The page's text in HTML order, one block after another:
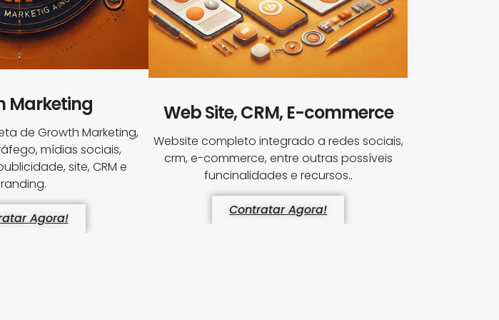
Marketing
de Growth Marketing,
mídias sociais,
site, CRM e
Agora!
Web Site, CRM, E-commerce
Website completo integrado a redes sociais,
crm, e-commerce, entre outras possíveis
funcinalidades e recursos..
Contratar Agora!